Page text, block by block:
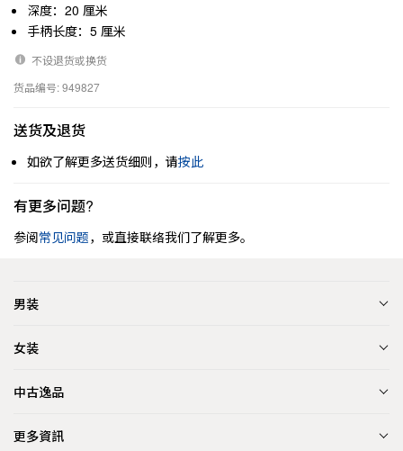
深度：20 厘米
手柄长度：5 厘米
不设退货或换货
货品编号: 949827
送货及退货
如欲了解更多送货细则，请按此
有更多问题?
参阅常见问题，或直接联络我们了解更多。
男装
女装
中古逸品
更多資訊